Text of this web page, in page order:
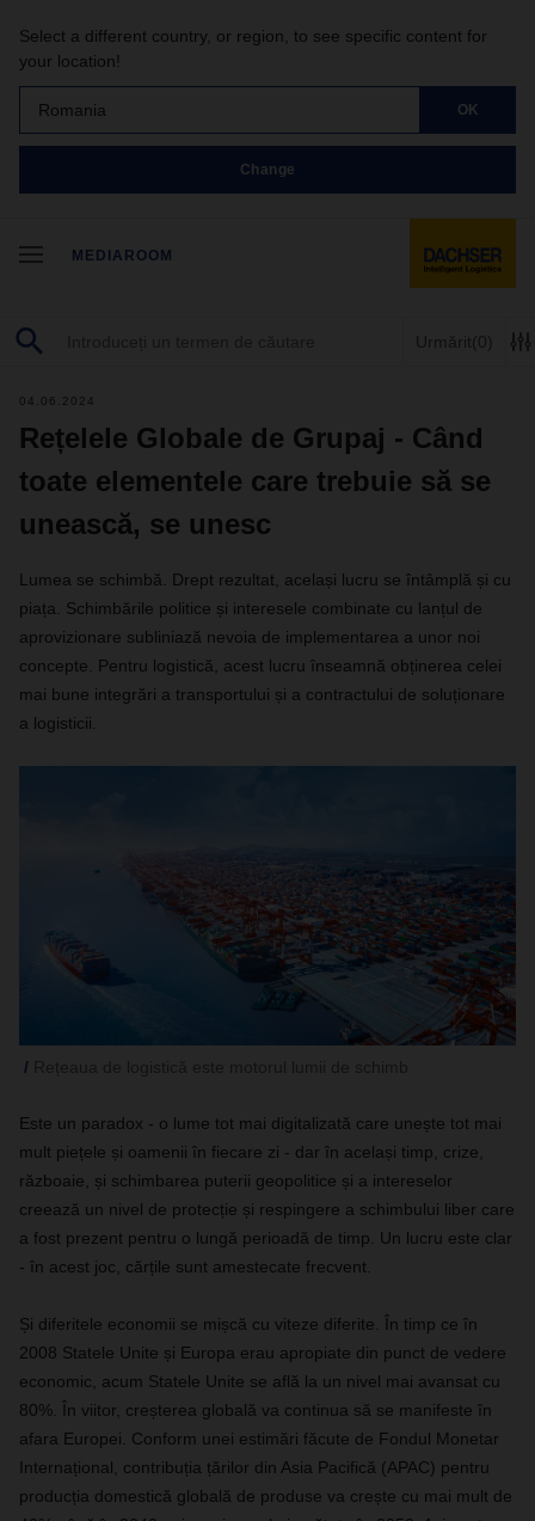
Select a different country, or region, to see specific content for
your location!
Romania OK
Change
MEDIAROOM
Urmărit(0)
04.06.2024
Rețelele Globale de Grupaj - Când
toate elementele care trebuie să se
unească, se unesc
Lumea se schimbă. Drept rezultat, același lucru se întâmplă și cu
piața. Schimbările politice și interesele combinate cu lanțul de
aprovizionare subliniază nevoia de implementarea a unor noi
concepte. Pentru logistică, acest lucru înseamnă obținerea celei
mai bune integrări a transportului și a contractului de soluționare
a logisticii.
Este un paradox - o lume tot mai digitalizată care unește tot mai
mult piețele și oamenii în fiecare zi - dar în același timp, crize,
războaie, și schimbarea puterii geopolitice și a intereselor
creează un nivel de protecție și respingere a schimbului liber care
a fost prezent pentru o lungă perioadă de timp. Un lucru este clar
- în acest joc, cărțile sunt amestecate frecvent.
Și diferitele economii se mișcă cu viteze diferite. În timp ce în
2008 Statele Unite și Europa erau apropiate din punct de vedere
economic, acum Statele Unite se află la un nivel mai avansat cu
80%. În viitor, creșterea globală va continua să se manifeste în
afara Europei. Conform unei estimări făcute de Fondul Monetar
Internațional, contribuția țărilor din Asia Pacifică (APAC) pentru
producția domestică globală de produse va crește cu mai mult de